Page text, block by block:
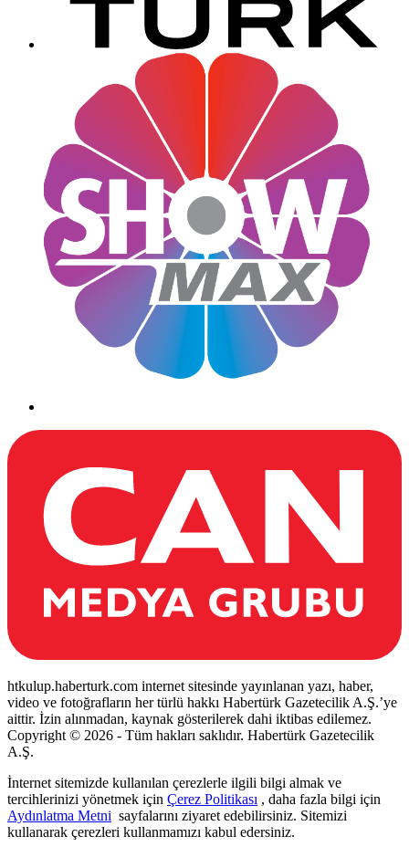
htkulup.haberturk.com internet sitesinde yayınlanan yazı, haber,
video ve fotoğrafların her türlü hakkı Habertürk Gazetecilik A.Ş.’ye
aittir. İzin alınmadan, kaynak gösterilerek dahi iktibas edilemez.
Copyright © 2026 - Tüm hakları saklıdır. Habertürk Gazetecilik
A.Ş.
İnternet sitemizde kullanılan çerezlerle ilgili bilgi almak ve
tercihlerinizi yönetmek için Çerez Politikası , daha fazla bilgi için
Aydınlatma Metni sayfalarını ziyaret edebilirsiniz. Sitemizi
kullanarak çerezleri kullanmamızı kabul edersiniz.